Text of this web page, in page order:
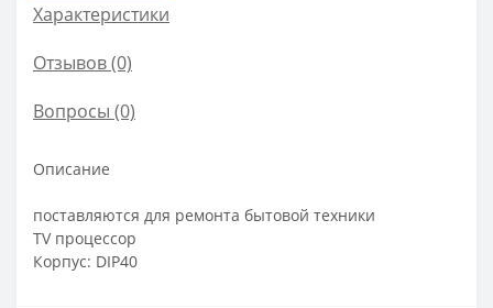
Характеристики
Отзывов (0)
Вопросы (0)
Описание
поставляются для ремонта бытовой техники
TV пpоцессоp
Корпус: DIP40